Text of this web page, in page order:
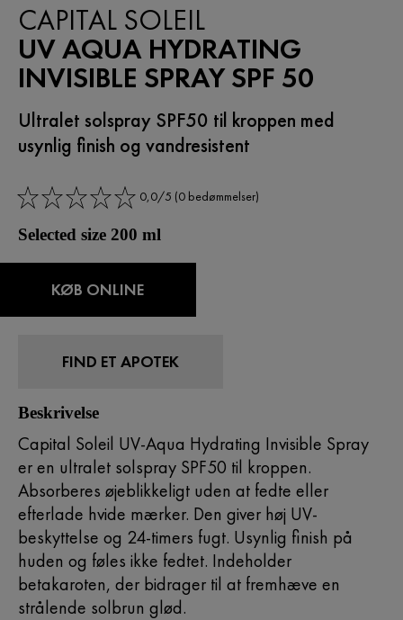
CAPITAL SOLEIL
UV AQUA HYDRATING
INVISIBLE SPRAY SPF 50
Ultralet solspray SPF50 til kroppen med
usynlig finish og vandresistent
0,0/5 (0 bedømmelser)
Selected size 200 ml
KØB ONLINE
FIND ET APOTEK
Beskrivelse
Capital Soleil UV-Aqua Hydrating Invisible Spray
er en ultralet solspray SPF50 til kroppen.
Absorberes øjeblikkeligt uden at fedte eller
efterlade hvide mærker. Den giver høj UV-
beskyttelse og 24-timers fugt. Usynlig finish på
huden og føles ikke fedtet. Indeholder
betakaroten, der bidrager til at fremhæve en
strålende solbrun glød.